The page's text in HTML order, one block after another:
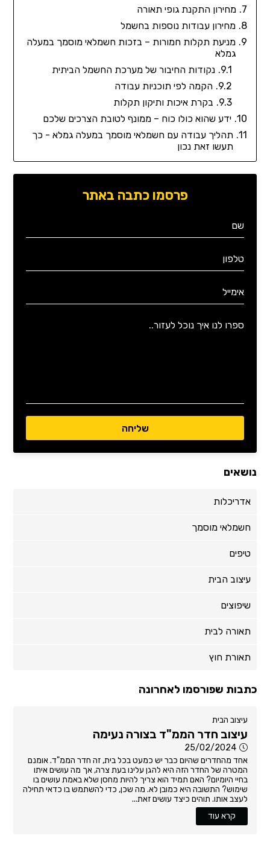
מחירון התקנת גופי תאורה
מחירון עבודות נוספות בחשמל
מניעת תקלות חמורות – בזכות חשמלאי מוסמך במעלה
גמלא
נקודות החיבור של מערכת החשמל הביתית
הקמה לפי תוכניות עבודה
בקרת איכות ותיקון תקלות
ידע שהוא כולו כוח – ממונף לטובת הצרכים שלכם
תהליך עבודה עם חשמלאי מוסמך במעלה גמלא - כך
תעשו זאת נכון
פרסמו כתבה באתר
נושאים
אדריכלות
חשמלאי מוסמך
טיפים
עיצוב הבית
שיפוצים
תאורה לבית
תאורת חוץ
כתבות שפורסמו לאחרונה
עיצוב הבית
עיצוב חדר הממ"ד בצורה נעימה
25/02/2024
אחד מהחדרים שהיום כבר יש כמעט בכל בית, זה חדר הממ"ד. אומנם
המטרה של החדר הזה היא להגן עלינו בעת צרה, אך מה עושים איתו
בחיי היומיום? האם תמיד הוא צריך להיות מחסן שלא באמת עושים בו
שימוש? התשובה היא כמובן לא. מה שכן, כדי להשתמש בו כדאי תחילה
לעצב אותו. תוהים כיצד עושים זאת...
קרא עוד